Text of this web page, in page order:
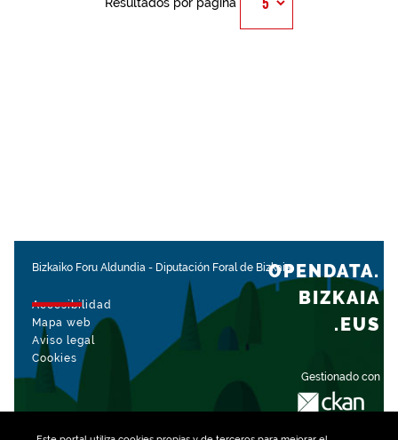
Bizkaiko Foru Aldundia - Diputación Foral de Bizkaia
Accesibilidad
Mapa web
Aviso legal
Cookies
Gestionado con
OPENDATA.
BIZKAIA
.EUS